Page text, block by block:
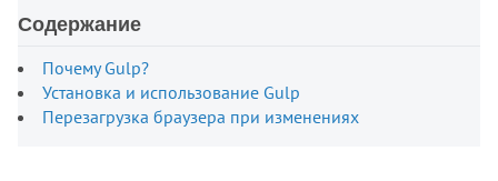
Содержание
Почему Gulp?
Установка и использование Gulp
Перезагрузка браузера при изменениях